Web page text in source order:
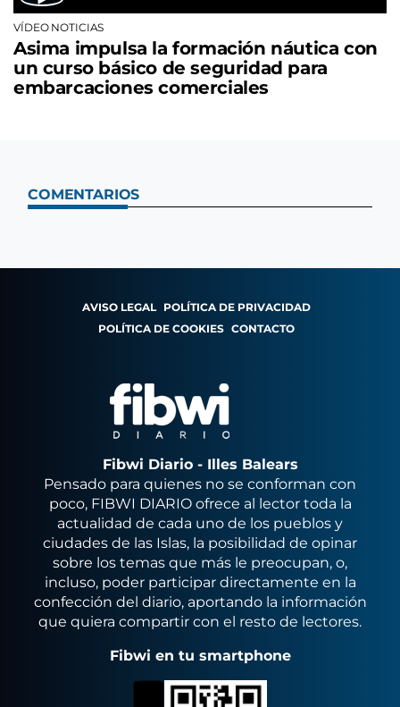
VÍDEO NOTICIAS
Asima impulsa la formación náutica con
un curso básico de seguridad para
embarcaciones comerciales
COMENTARIOS
AVISO LEGAL POLÍTICA DE PRIVACIDAD
POLÍTICA DE COOKIES CONTACTO
Fibwi Diario - Illes Balears
Pensado para quienes no se conforman con
poco, FIBWI DIARIO ofrece al lector toda la
actualidad de cada uno de los pueblos y
ciudades de las Islas, la posibilidad de opinar
sobre los temas que más le preocupan, o,
incluso, poder participar directamente en la
confección del diario, aportando la información
que quiera compartir con el resto de lectores.
Fibwi en tu smartphone